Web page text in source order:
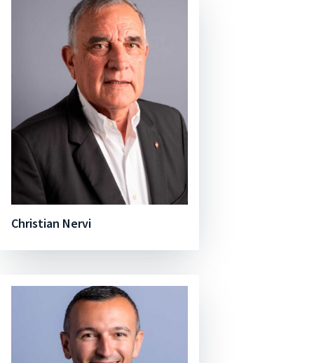
Christian Nervi